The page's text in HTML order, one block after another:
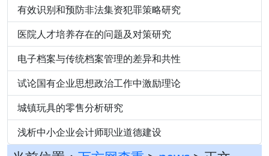
有效识别和预防非法集资犯罪策略研究
医院人才培养存在的问题及对策研究
电子档案与传统档案管理的差异和共性
试论国有企业思想政治工作中激励理论
城镇玩具的零售分析研究
浅析中小企业会计师职业道德建设